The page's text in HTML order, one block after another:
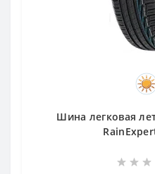
Шина легковая